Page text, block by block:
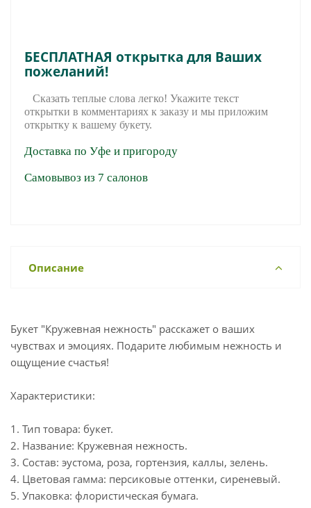
БЕСПЛАТНАЯ открытка для Ваших
пожеланий!
Сказать теплые слова легко! Укажите текст
открытки в комментариях к заказу и мы приложим
открытку к вашему букету.
Доставка по Уфе и пригороду
Самовывоз из 7 салонов
Описание
Букет "Кружевная нежность" расскажет о ваших
чувствах и эмоциях. Подарите любимым нежность и
ощущение счастья!
Характеристики:
1. Тип товара: букет.
2. Название: Кружевная нежность.
3. Состав: эустома, роза, гортензия, каллы, зелень.
4. Цветовая гамма: персиковые оттенки, сиреневый.
5. Упаковка: флористическая бумага.